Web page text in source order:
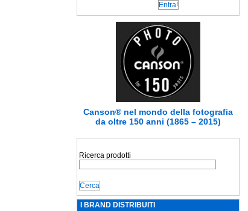
Canson® nel mondo della fotografia
da oltre 150 anni (1865 – 2015)
Ricerca prodotti
I BRAND DISTRIBUITI